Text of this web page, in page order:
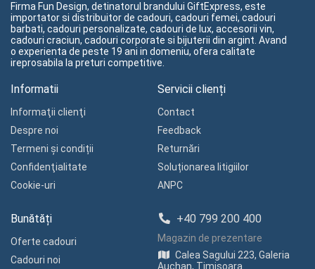
Firma Fun Design, detinatorul brandului GiftExpress, este
importator si distribuitor de cadouri, cadouri femei, cadouri
barbati, cadouri personalizate, cadouri de lux, accesorii vin,
cadouri craciun, cadouri corporate si bijuterii din argint. Avand
o experienta de peste 19 ani in domeniu, ofera calitate
ireprosabila la preturi competitive.
Informatii
Informaţii clienţi
Despre noi
Termeni și condiții
Confidenţialitate
Cookie-uri
Servicii clienți
Contact
Feedback
Returnări
Soluționarea litigiilor
ANPC
Bunătăți
Oferte cadouri
Cadouri noi
+40 799 200 400
Magazin de prezentare
Calea Sagului 223, Galeria
Auchan, Timișoara